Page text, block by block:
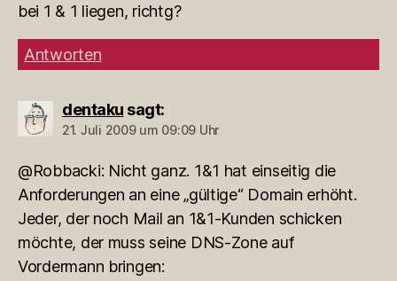
bei 1 & 1 liegen, richtg?
Antworten
dentaku sagt:
21. Juli 2009 um 09:09 Uhr
@Robbacki: Nicht ganz. 1&1 hat einseitig die
Anforderungen an eine „gültige“ Domain erhöht.
Jeder, der noch Mail an 1&1-Kunden schicken
möchte, der muss seine DNS-Zone auf
Vordermann bringen: